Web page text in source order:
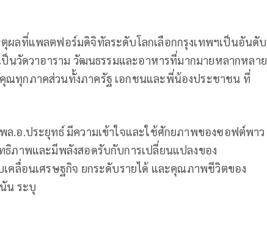
ผลที่แพลตฟอร์มดิจิทัลระดับโลกเลือกกรุงเทพฯเป็นอันดับ
นวัดวาอาราม วัฒนธรรมและอาหารที่มากมายหลากหลาย
ณทุกภาคส่วนทั้งภาครัฐ เอกชนและพี่น้องประชาชน ที่
ล.อ.ประยุทธ์ มีความเข้าใจและใช้ศักยภาพของซอฟต์พาว
ธิภาพและมีพลังสอดรับกับการเปลี่ยนแปลงของ
คลื่อนเศรษฐกิจ ยกระดับรายได้ และคุณภาพชีวิตของ
น ระบุ